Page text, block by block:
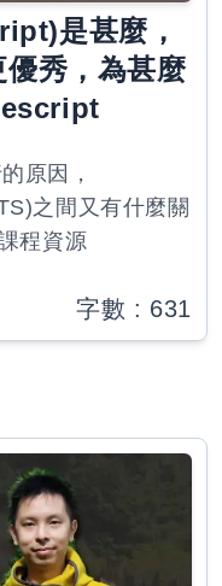
是甚麼，
秀，為甚麼
原因，
之間又有什麼關
程資源
字數 : 631